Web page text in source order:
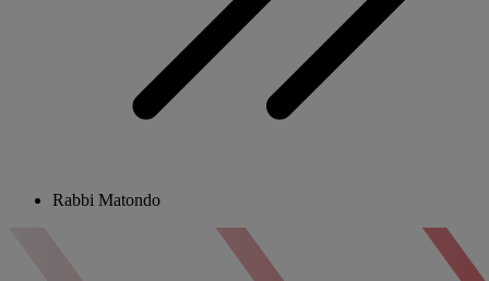
Rabbi Matondo